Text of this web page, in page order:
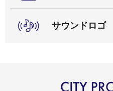
サウンドロゴ